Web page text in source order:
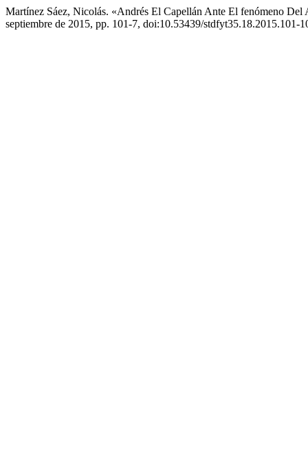
Martínez Sáez, Nicolás. «Andrés El Capellán Ante El fenómeno
septiembre de 2015, pp. 101-7, doi:10.53439/stdfyt35.18.2015.101-